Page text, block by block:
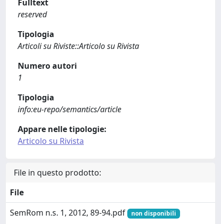
Fulltext
reserved
Tipologia
Articoli su Riviste::Articolo su Rivista
Numero autori
1
Tipologia
info:eu-repo/semantics/article
Appare nelle tipologie:
Articolo su Rivista
File in questo prodotto:
File
SemRom n.s. 1, 2012, 89-94.pdf
non disponibili